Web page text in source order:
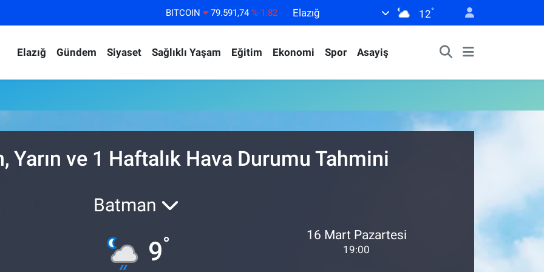
BITCOIN 79.591,74 %-1.82
EURO
53,38690 %0.19
STERLİN
61,60380 %0.18
Elazığ 12°
Elazığ Gündem Siyaset Sağlıklı Yaşam Eğitim Ekonomi Spor Asayiş
Yarın ve 1 Haftalık Hava Durumu Tahmini
Batman
9° 16 Mart Pazartesi
19:00